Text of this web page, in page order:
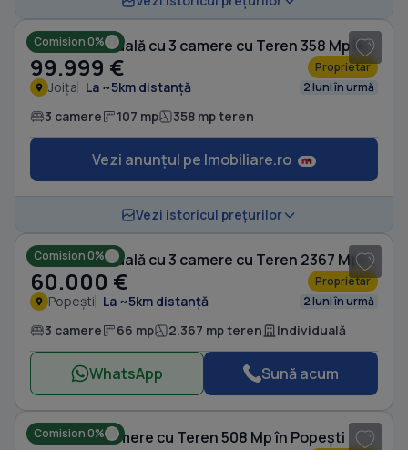
Comision 0% Casă individuală cu 3 camere cu Teren 358 Mp în Joița
99.999 € Proprietar
Joița La ~5km distanță 2 luni în urmă
3 camere 107 mp 358 mp teren
Vezi anunțul pe Imobiliare.ro
Vezi istoricul prețurilor
Comision 0% Casă individuală cu 3 camere cu Teren 2367 Mp în Popești
60.000 € Proprietar
Popești La ~5km distanță 2 luni în urmă
3 camere 66 mp 2.367 mp teren Individuală
WhatsApp Sună acum
Comision 0%
Casă cu 3 camere cu Teren 508 Mp în Popești